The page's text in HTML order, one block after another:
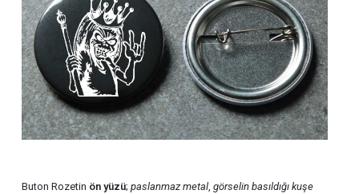
Buton Rozetin ön yüzü; paslanmaz metal ,görselin basıldığı kuşe